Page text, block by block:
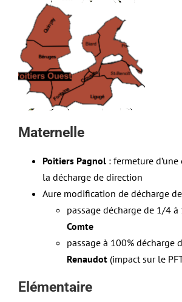
Maternelle
Poitiers Pagnol : fermeture
la décharge de direction
Aure modification de décharge
passage décharge de 1/4 à
Comte
passage à 100% décharge
Renaudot (impact sur le
Elémentaire